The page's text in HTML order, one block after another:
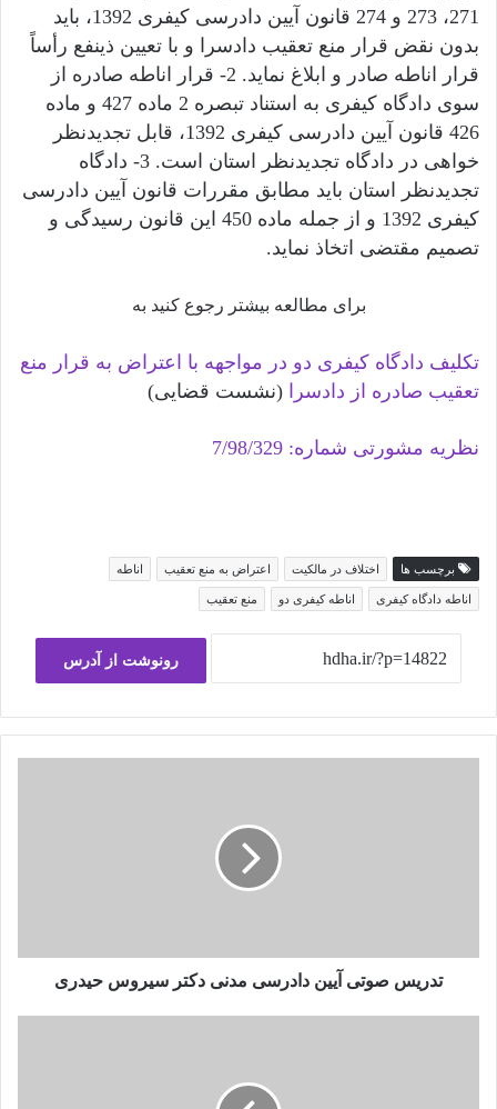
271، 273 و 274 قانون آیین دادرسی کیفری 1392، باید
بدون نقض قرار منع تعقیب دادسرا و با تعیین ذینفع رأساً
قرار اناطه صادر و ابلاغ نماید. 2- قرار اناطه صادره از
سوی دادگاه کیفری به استناد تبصره 2 ماده 427 و ماده
426 قانون آیین دادرسی کیفری 1392، قابل تجدیدنظر
خواهی در دادگاه تجدیدنظر استان است. 3- دادگاه
تجدیدنظر استان باید مطابق مقررات قانون آیین دادرسی
کیفری 1392 و از جمله ماده 450 این قانون رسیدگی و
تصمیم مقتضی اتخاذ نماید.
برای مطالعه بیشتر رجوع کنید به
تکلیف دادگاه کیفری دو در مواجهه با اعتراض به قرار منع
تعقیب صادره از دادسرا (نشست قضایی)
نظریه مشورتی شماره: 7/98/329
برچسب ها اختلاف در مالکیت اعتراض به منع تعقیب اناطه
اناطه دادگاه کیفری اناطه کیفری دو منع تعقیب
رونوشت از آدرس
تدریس صوتی آیین دادرسی مدنی دکتر سیروس حیدری